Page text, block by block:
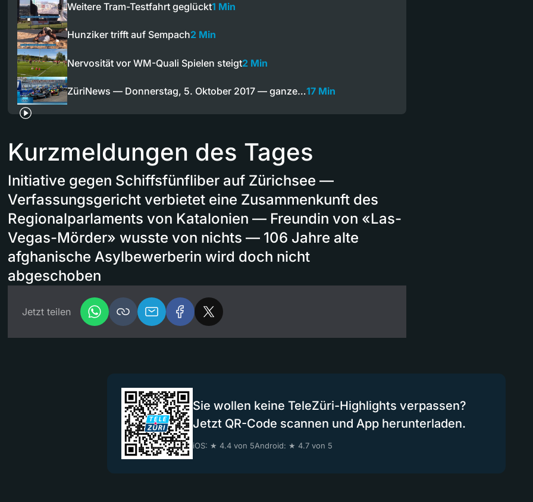
Weitere Tram-Testfahrt geglückt1 Min
Hunziker trifft auf Sempach2 Min
Nervosität vor WM-Quali Spielen steigt2 Min
ZüriNews — Donnerstag, 5. Oktober 2017 — ganze…17 Min
Kurzmeldungen des Tages
Initiative gegen Schiffsfünfliber auf Zürichsee —
Verfassungsgericht verbietet eine Zusammenkunft des
Regionalparlaments von Katalonien — Freundin von «Las-
Vegas-Mörder» wusste von nichts — 106 Jahre alte
afghanische Asylbewerberin wird doch nicht
abgeschoben
Jetzt teilen
Sie wollen keine TeleZüri-Highlights verpassen?
Jetzt QR-Code scannen und App herunterladen.
iOS: ★ 4.4 von 5Android: ★ 4.7 von 5